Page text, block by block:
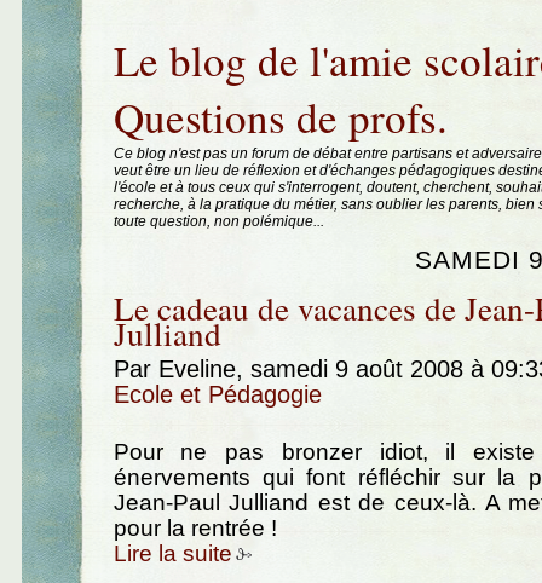
Le blog de l'amie
Questions de profs.
Ce blog n'est pas un forum de débat entre partisans et
veut être un lieu de réflexion et d'échanges pédagogiques
l'école et à tous ceux qui s'interrogent, doutent, cherchent,
recherche, à la pratique du métier, sans oublier les parents, bien
toute question, non polémique...
SAMEDI
Le cadeau de vacances de
Julliand
Par Eveline, samedi 9 août 2008 à
Ecole et Pédagogie
Pour ne pas bronzer idiot, il existe
énervements qui font réfléchir sur la
Jean-Paul Julliand est de ceux-là. A
pour la rentrée !
Lire la suite